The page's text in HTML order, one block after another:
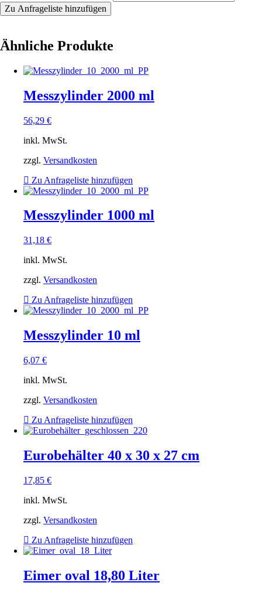
Zu Anfrageliste hinzufügen
Ähnliche Produkte
Messzylinder 2000 ml
56,29 €
inkl. MwSt.
zzgl. Versandkosten
Zu Anfrageliste hinzufügen
Messzylinder 1000 ml
31,18 €
inkl. MwSt.
zzgl. Versandkosten
Zu Anfrageliste hinzufügen
Messzylinder 10 ml
6,07 €
inkl. MwSt.
zzgl. Versandkosten
Zu Anfrageliste hinzufügen
Eurobehälter 40 x 30 x 27 cm
17,85 €
inkl. MwSt.
zzgl. Versandkosten
Zu Anfrageliste hinzufügen
Eimer oval 18,80 Liter